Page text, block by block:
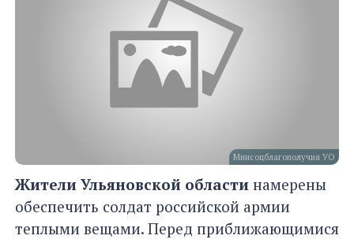
Минсоцблагополучия УО
Жители Ульяновской области намерены
обеспечить солдат российской армии
теплыми вещами. Перед приближающимися